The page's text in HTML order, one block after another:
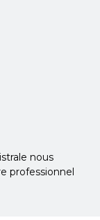
nous
professionnel